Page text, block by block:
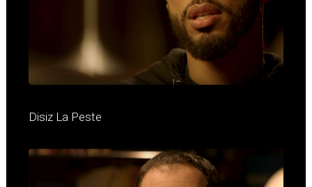
Disiz La Peste